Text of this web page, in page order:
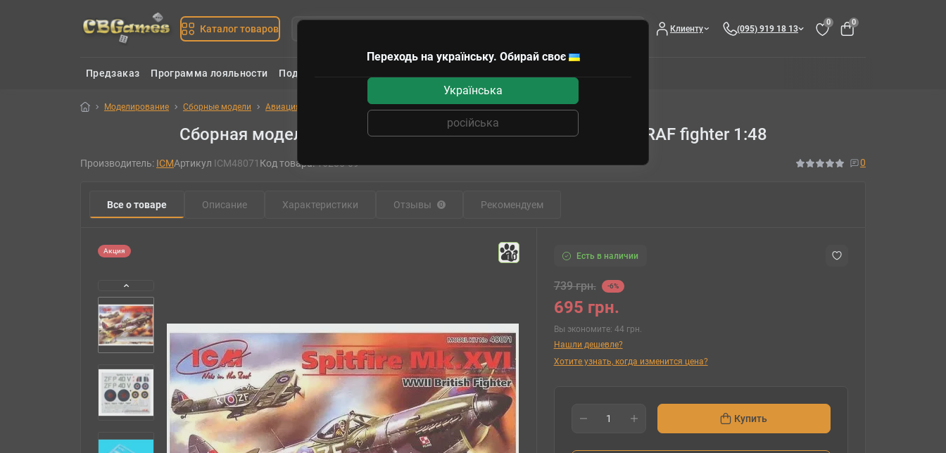
Каталог товаров Клиенту (095) 919 18 13
0 0
Предзаказ Программа лояльности Подарочные сертификаты
Моделирование Сборные модели Авиация ICM48071 Spitfire Mk.XVI WWII RAF fighter
Сборная модель самолета ICM48071 Spitfire Mk.XVI WWII RAF fighter 1:48
Производитель: ICMАртикул ICM48071 Код товара:16285-09 0
Все о товаре Описание Характеристики Отзывы 0 Рекомендуем
Акция
10 Есть в наличии
739 грн. -6%
695 грн.
Вы экономите: 44 грн.
Нашли дешевле?
Хотите узнать, когда изменится цена?
Купить
Переходь на українську. Обирай своє
Українська
російська